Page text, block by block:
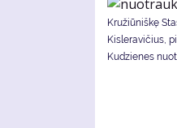
Kružiūniškę
Kisleravičius,
Kudzienes